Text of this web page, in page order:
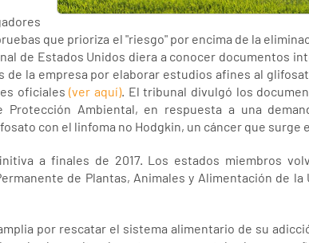
que prioriza el "riesgo" por encima de la
de Estados Unidos diera a conocer documentos
la empresa por elaborar estudios afines al
oficiales(ver aquí). El tribunal divulgó los
Ambiental, en respuesta a una
con el linfoma no Hodgkin, un cáncer que surge
a finales de 2017. Los estados miembros
de Plantas, Animales y Alimentación de la
por rescatar el sistema alimentario de su